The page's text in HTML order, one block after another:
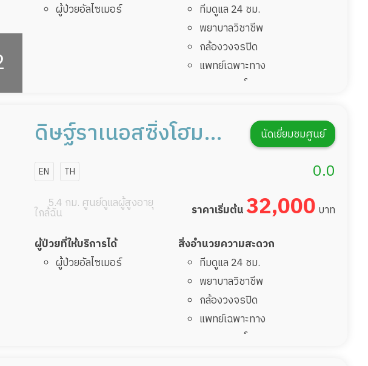
ผู้ป่วยอัลไซเมอร์
ทีมดูแล 24 ชม.
พยาบาลวิชาชีพ
กล้องวงจรปิด
แพทย์เฉพาะทาง
อาหารตามโภชนาการ
กายภาพบำบัด
กิจกรรมนันทนาการนัดเยี่ยมชมศูนย์
ดิษฐ์ราเนอสซิ่งโฮม
สาขาเจริญนคร
EN TH 0.0
5.4 กม. ศูนย์ดูแลผู้สูงอายุ
ใกล้ฉัน ราคาเริ่มต้น 32,000 บาท
ผู้ป่วยที่ให้บริการได้
ผู้ป่วยอัลไซเมอร์
สิ่งอำนวยความสะดวก
ทีมดูแล 24 ชม.
พยาบาลวิชาชีพ
กล้องวงจรปิด
แพทย์เฉพาะทาง
อาหารตามโภชนาการ